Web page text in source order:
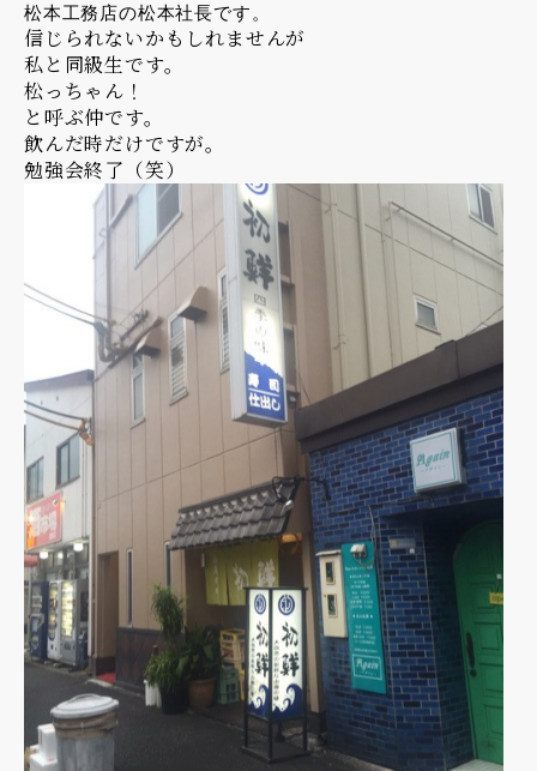
松本工務店の松本社長です。
信じられないかもしれませんが
私と同級生です。
松っちゃん！
と呼ぶ仲です。
飲んだ時だけですが。
勉強会終了（笑）